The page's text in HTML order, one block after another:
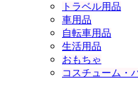
トラベル用品
車用品
自転車用品
生活用品
おもちゃ
コスチューム・